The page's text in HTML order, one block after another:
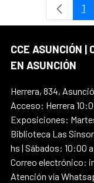
1
CCE ASUNCIÓN |
EN ASUNCIÓN
Herrera, 834,
Acceso: Herrera
Exposiciones:
Biblioteca Las
hs | Sábados: 10:00
Correo electrónico:
Atención vía